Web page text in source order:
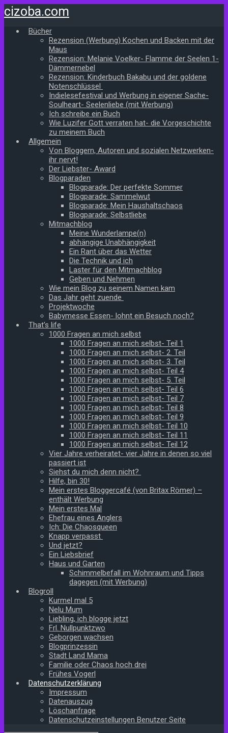
Zum
Hauptinhalt
springen
cizoba.com
Bücher
Rezension (Werbung) Kochen und Backen mit der
Maus
Rezension: Melanie Voelker- Flamme der Seelen 1-
Dämmernebel
Rezension: Kinderbuch Bakabu und der goldene
Notenschlüssel
Indielesefestival und Werbung in eigener Sache-
Soulheart- Seelenliebe (mit Werbung)
Ich schreibe ein Buch
Wie Luzifer Gott verraten hat- die Vorgeschichte
zu meinem Buch
Allgemein
Von Bloggern, Autoren und sozialen Netzwerken-
ihr nervt!
Der Liebster- Award
Blogparaden
Blogparade: Der perfekte Sommer
Blogparade: Sammelwut
Blogparade: Mein Haushaltschaos
Blogparade: Selbstliebe
Mitmachblog
Meine Wunderlampe(n)
abhängige Unabhängigkeit
Ein Rant über das Wetter
Die Technik und ich
Laster für den Mitmachblog
Geben und Nehmen
Wie mein Blog zu seinem Namen kam
Das Jahr geht zuende
Projektwoche
Babymesse Essen- lohnt ein Besuch noch?
That’s life
1000 Fragen an mich selbst
1000 Fragen an mich selbst- Teil 1
1000 Fragen an mich selbst- 2. Teil
1000 Fragen an mich selbst- 3. Teil
1000 Fragen an mich selbst- Teil 4
1000 Fragen an mich selbst- 5. Teil
1000 Fragen an mich selbst- Teil 6
1000 Fragen an mich selbst- Teil 7
1000 Fragen an mich selbst- Teil 8
1000 Fragen an mich selbst- Teil 9
1000 Fragen an mich selbst- Teil 10
1000 Fragen an mich selbst- Teil 11
1000 Fragen an mich selbst- Teil 12
Vier Jahre verheiratet- vier Jahre in denen so viel
passiert ist
Siehst du mich denn nicht?
Hilfe, bin 30!
Mein erstes Bloggercafé (von Britax Römer) –
enthält Werbung
Mein erstes Mal
Ehefrau eines Anglers
Ich: Die Chaosqueen
Knapp verpasst
Und jetzt?
Ein Liebsbrief
Haus und Garten
Schimmelbefall im Wohnraum und Tipps
dagegen (mit Werbung)
Blogroll
Kurmel mal 5
Nelu Mum
Liebling, ich blogge jetzt
Frl. Nullpunktzwo
Geborgen wachsen
Blogprinzessin
Stadt Land Mama
Familie oder Chaos hoch drei
Frühes Vogerl
Datenschutzerklärung
Impressum
Datenauszug
Löschanfrage
Datenschutzeinstellungen Benutzer Seite